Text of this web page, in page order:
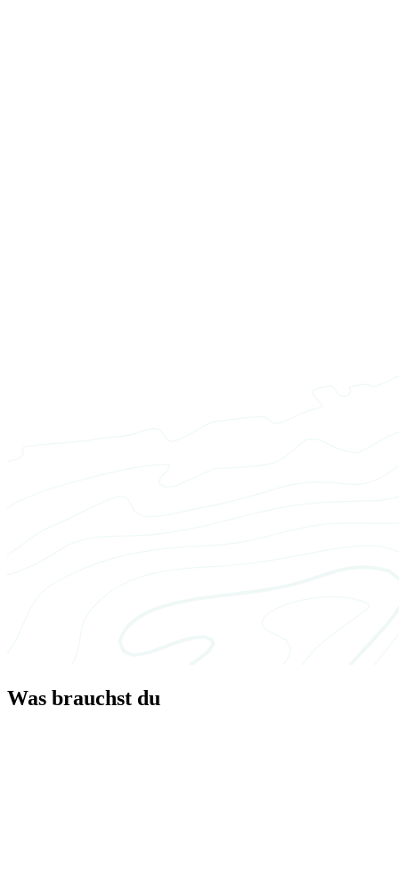
Was brauchst du